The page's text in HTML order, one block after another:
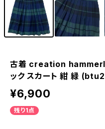
古着 creation
ック スカート 紺 緑
¥6,900
残り1点